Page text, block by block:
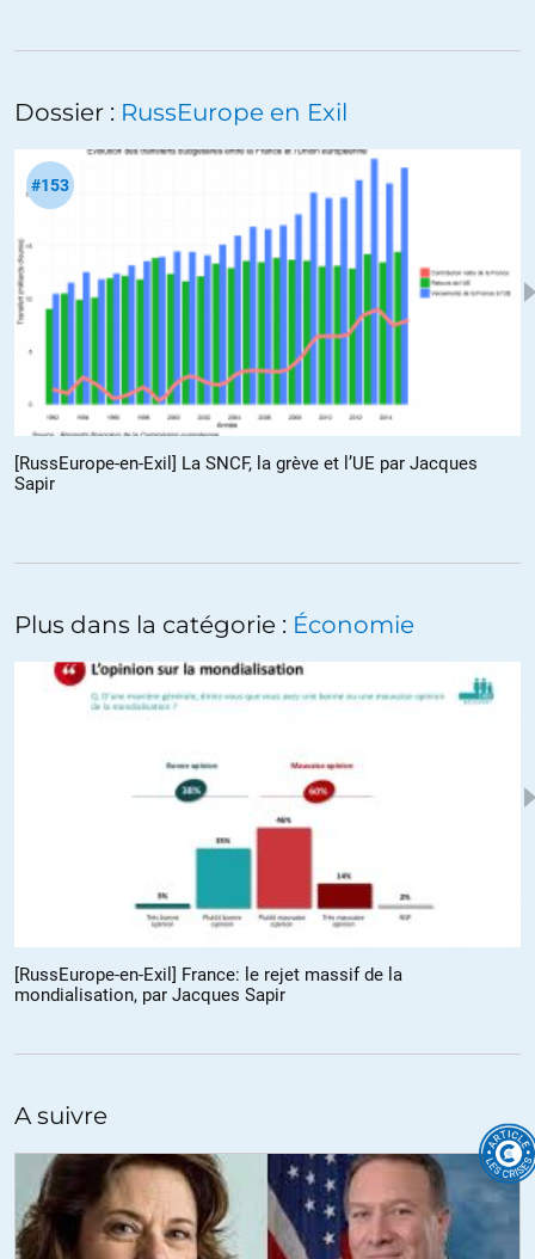
03.04.2018 à 17h39
Certes, mais ils emploient une méthode moins visible que le 10
mai 1940 !
Bruno Kord//03.04.2018 à 21h09
Non, la France s’est soumise à une organisation dont 26
+2
Sandrine//03.04.2018 à 10h57
De toute façon, notre cher état français n’arrête pas de se
Ce qu’il faut c’est un contrôle réel par le peuple de ceux qui
détiennent les clés du pouvoir. Et nos institutions actuelles ne le
Philou// 03.04.2018 à 22h01
Non, pas durant l’ère gaullienne (1958-1969)… vous imaginez
Micron capable de nous faire un nouveau discours de Phnom-
patrick//03.04.2018 à 11h51
l’impôt fait nation .. oui , au début
Et puis l’état veut s’occuper de tout et de n’importe quoi , donc
Dossier : RussEurope en Exil
#153
[RussEurope-en-Exil] La SNCF, la grève et l’UE par Jacques
Sapir
Plus dans la catégorie : Économie
[RussEurope-en-Exil] France: le rejet massif de la
mondialisation, par Jacques Sapir
A suivre